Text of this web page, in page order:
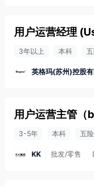
3年以上 本科
英格玛(苏州)控股
用户运营主管（
3-5年 本科 五
KK 批发/零售